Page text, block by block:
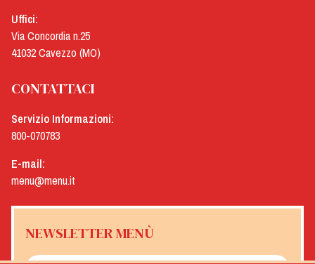
Uffici:
Via Concordia n.25
41032 Cavezzo (MO)
CONTATTACI
Servizio Informazioni:
800-070783
E-mail:
menu@menu.it
NEWSLETTER MENÙ